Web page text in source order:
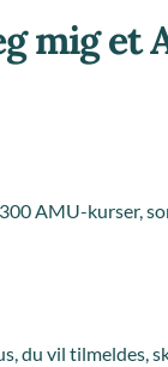
mig et
AMU-kurser,
du vil tilmeldes,